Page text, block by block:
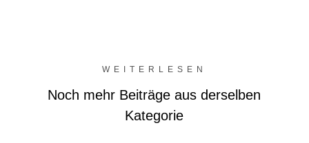
WEITERLESEN
Noch mehr Beiträge aus derselben
Kategorie